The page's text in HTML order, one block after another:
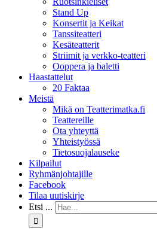
Stand Up
Konsertit ja Keikat
Tanssiteatteri
Kesäteatterit
Striimit ja verkko-teatteri
Ooppera ja baletti
Haastattelut
20 Faktaa
Meistä
Mikä on Teatterimatka.fi
Teattereille
Ota yhteyttä
Yhteistyössä
Tietosuojalauseke
Kilpailut
Ryhmänjohtajille
Facebook
Tilaa uutiskirje
Etsi ...